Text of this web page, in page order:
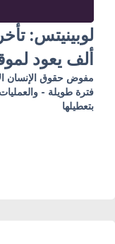
لوبينيتس:
ألف يعود
مفوض حقوق الإنسان
فترة طويلة -
بتعطيلها